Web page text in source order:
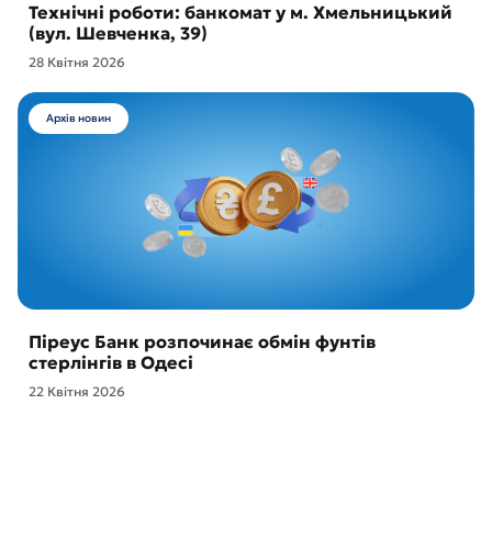
Технічні роботи: банкомат у м. Хмельницький
(вул. Шевченка, 39)
28 Квітня 2026
Архів новин
Піреус Банк розпочинає обмін фунтів
стерлінгів в Одесі
22 Квітня 2026